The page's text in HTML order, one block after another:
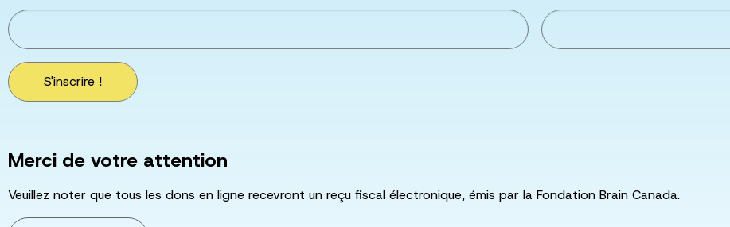
S'inscrire !
Merci de votre attention
Veuillez noter que tous les dons en ligne recevront un reçu fiscal électronique, émis par la Fondation Brain Canada.